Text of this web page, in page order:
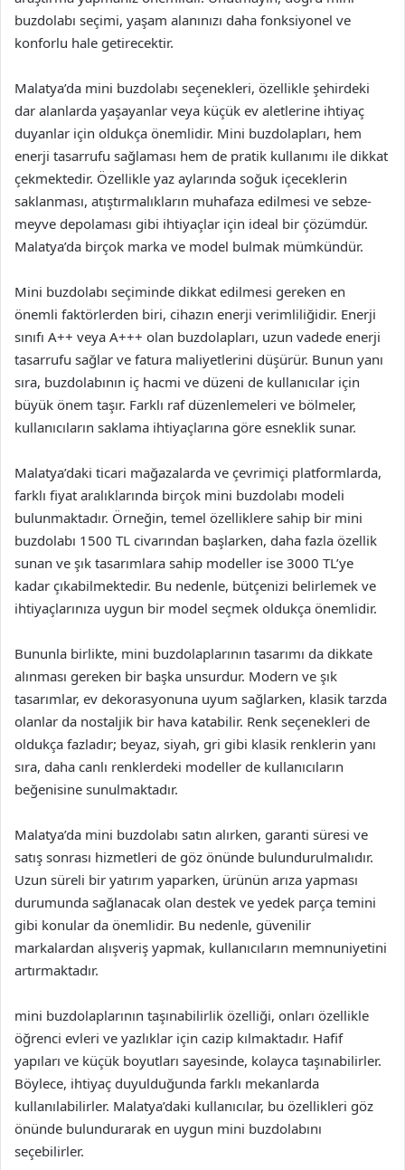
buzdolabı seçimi, yaşam alanınızı daha fonksiyonel ve
konforlu hale getirecektir.
Malatya’da mini buzdolabı seçenekleri, özellikle şehirdeki
dar alanlarda yaşayanlar veya küçük ev aletlerine ihtiyaç
duyanlar için oldukça önemlidir. Mini buzdolapları, hem
enerji tasarrufu sağlaması hem de pratik kullanımı ile dikkat
çekmektedir. Özellikle yaz aylarında soğuk içeceklerin
saklanması, atıştırmalıkların muhafaza edilmesi ve sebze-
meyve depolaması gibi ihtiyaçlar için ideal bir çözümdür.
Malatya’da birçok marka ve model bulmak mümkündür.
Mini buzdolabı seçiminde dikkat edilmesi gereken en
önemli faktörlerden biri, cihazın enerji verimliliğidir. Enerji
sınıfı A++ veya A+++ olan buzdolapları, uzun vadede enerji
tasarrufu sağlar ve fatura maliyetlerini düşürür. Bunun yanı
sıra, buzdolabının iç hacmi ve düzeni de kullanıcılar için
büyük önem taşır. Farklı raf düzenlemeleri ve bölmeler,
kullanıcıların saklama ihtiyaçlarına göre esneklik sunar.
Malatya’daki ticari mağazalarda ve çevrimiçi platformlarda,
farklı fiyat aralıklarında birçok mini buzdolabı modeli
bulunmaktadır. Örneğin, temel özelliklere sahip bir mini
buzdolabı 1500 TL civarından başlarken, daha fazla özellik
sunan ve şık tasarımlara sahip modeller ise 3000 TL’ye
kadar çıkabilmektedir. Bu nedenle, bütçenizi belirlemek ve
ihtiyaçlarınıza uygun bir model seçmek oldukça önemlidir.
Bununla birlikte, mini buzdolaplarının tasarımı da dikkate
alınması gereken bir başka unsurdur. Modern ve şık
tasarımlar, ev dekorasyonuna uyum sağlarken, klasik tarzda
olanlar da nostaljik bir hava katabilir. Renk seçenekleri de
oldukça fazladır; beyaz, siyah, gri gibi klasik renklerin yanı
sıra, daha canlı renklerdeki modeller de kullanıcıların
beğenisine sunulmaktadır.
Malatya’da mini buzdolabı satın alırken, garanti süresi ve
satış sonrası hizmetleri de göz önünde bulundurulmalıdır.
Uzun süreli bir yatırım yaparken, ürünün arıza yapması
durumunda sağlanacak olan destek ve yedek parça temini
gibi konular da önemlidir. Bu nedenle, güvenilir
markalardan alışveriş yapmak, kullanıcıların memnuniyetini
artırmaktadır.
mini buzdolaplarının taşınabilirlik özelliği, onları özellikle
öğrenci evleri ve yazlıklar için cazip kılmaktadır. Hafif
yapıları ve küçük boyutları sayesinde, kolayca taşınabilirler.
Böylece, ihtiyaç duyulduğunda farklı mekanlarda
kullanılabilirler. Malatya’daki kullanıcılar, bu özellikleri göz
önünde bulundurarak en uygun mini buzdolabını
seçebilirler.